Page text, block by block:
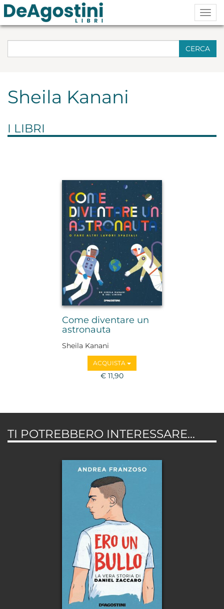
CERCA
Sheila Kanani
I LIBRI
Come diventare un
astronauta
Sheila Kanani
ACQUISTA
€ 11,90
TI POTREBBERO INTERESSARE...